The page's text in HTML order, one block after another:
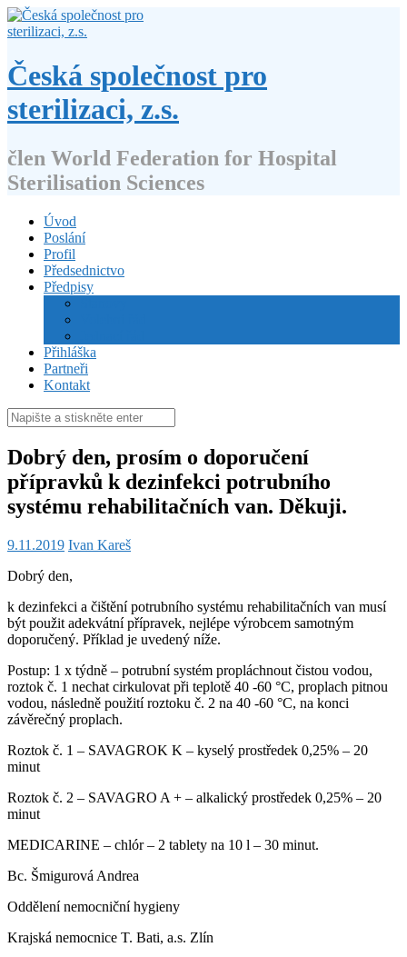
Přejít
k
webu
Česká společnost pro
sterilizaci, z.s.
člen World Federation for Hospital
Sterilisation Sciences
Úvod
Poslání
Profil
Předsednictvo
Předpisy
Přihláška
Partneři
Kontakt
Hledat:
Dobrý den, prosím o doporučení
přípravků k dezinfekci potrubního
systému rehabilitačních van. Děkuji.
9.11.2019 Ivan Kareš
Dobrý den,
k dezinfekci a čištění potrubního systému rehabilitačních van musí
být použit adekvátní přípravek, nejlépe výrobcem samotným
doporučený. Příklad je uvedený níže.
Postup: 1 x týdně – potrubní systém propláchnout čistou vodou,
roztok č. 1 nechat cirkulovat při teplotě 40 -60 °C, proplach pitnou
vodou, následně použití roztoku č. 2 na 40 -60 °C, na konci
závěrečný proplach.
Roztok č. 1 – SAVAGROK K – kyselý prostředek 0,25% – 20
minut
Roztok č. 2 – SAVAGRO A + – alkalický prostředek 0,25% – 20
minut
MEDICARINE – chlór – 2 tablety na 10 l – 30 minut.
Bc. Šmigurová Andrea
Oddělení nemocniční hygieny
Krajská nemocnice T. Bati, a.s. Zlín